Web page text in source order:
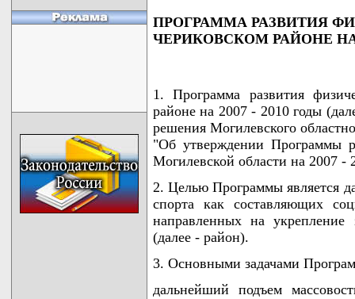
ПРОГРАММА РАЗВИТИЯ
ЧЕРИКОВСКОМ РАЙОНЕ НА
1. Программа развития
районе на 2007 - 2010 годы
решения Могилевского
"Об утверждении Программы
Могилевской области на 2007 -
2. Целью Программы является
спорта как составляющих
направленных на укрепление
(далее - район).
3. Основными задачами
дальнейший подъем